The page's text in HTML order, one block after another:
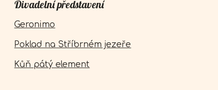
Divadelní představení
Geronimo
Poklad na Stříbrném jezeře
Kůň pátý element